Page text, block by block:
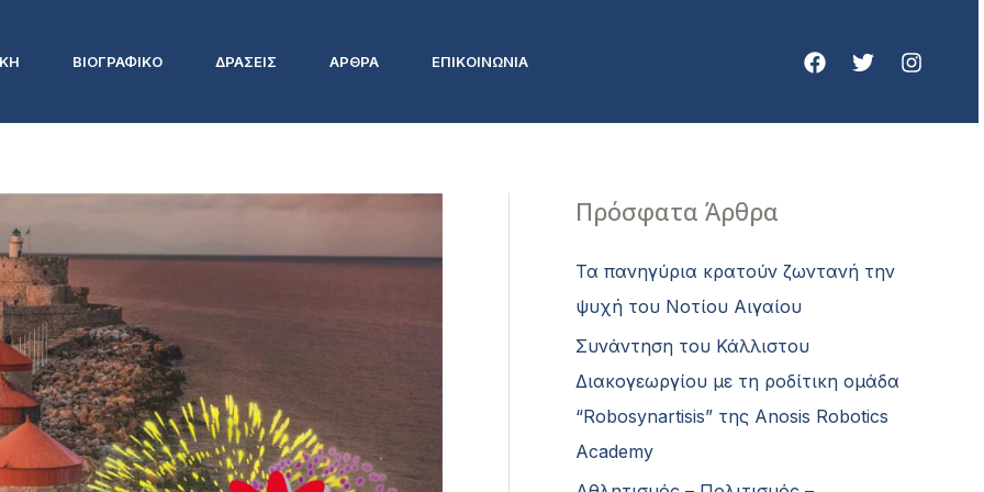
ΒΙΟΓΡΑΦΙΚΟ ΔΡΑΣΕΙΣ ΑΡΘΡΑ ΕΠΙΚΟΙΝΩΝΙΑ
Πρόσφατα Άρθρα
Τα πανηγύρια κρατούν ζωντανή την
ψυχή του Νοτίου Αιγαίου
Συνάντηση του Κάλλιστου
Διακογεωργίου με τη ροδίτικη ομάδα
“Robosynartisis” της Anosis Robotics
Academy